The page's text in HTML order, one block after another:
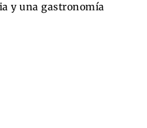
y una gastronomía